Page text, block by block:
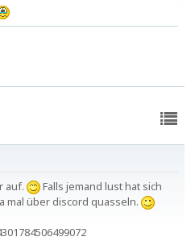
auf.
Falls jemand lust hat sich
mal über discord quasseln.